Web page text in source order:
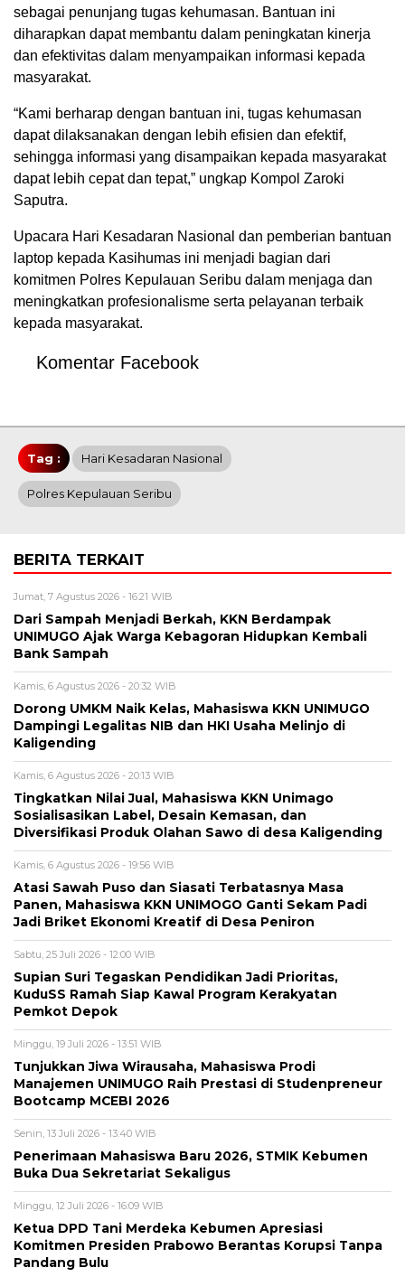
sebagai penunjang tugas kehumasan. Bantuan ini
diharapkan dapat membantu dalam peningkatan kinerja
dan efektivitas dalam menyampaikan informasi kepada
masyarakat.
“Kami berharap dengan bantuan ini, tugas kehumasan
dapat dilaksanakan dengan lebih efisien dan efektif,
sehingga informasi yang disampaikan kepada masyarakat
dapat lebih cepat dan tepat,” ungkap Kompol Zaroki
Saputra.
Upacara Hari Kesadaran Nasional dan pemberian bantuan
laptop kepada Kasihumas ini menjadi bagian dari
komitmen Polres Kepulauan Seribu dalam menjaga dan
meningkatkan profesionalisme serta pelayanan terbaik
kepada masyarakat.
Komentar Facebook
Tag : Hari Kesadaran Nasional
Polres Kepulauan Seribu
BERITA TERKAIT
Jumat, 7 Agustus 2026 - 16:21 WIB
Dari Sampah Menjadi Berkah, KKN Berdampak
UNIMUGO Ajak Warga Kebagoran Hidupkan Kembali
Bank Sampah
Kamis, 6 Agustus 2026 - 20:32 WIB
Dorong UMKM Naik Kelas, Mahasiswa KKN UNIMUGO
Dampingi Legalitas NIB dan HKI Usaha Melinjo di
Kaligending
Kamis, 6 Agustus 2026 - 20:13 WIB
Tingkatkan Nilai Jual, Mahasiswa KKN Unimago
Sosialisasikan Label, Desain Kemasan, dan
Diversifikasi Produk Olahan Sawo di desa Kaligending
Kamis, 6 Agustus 2026 - 19:56 WIB
Atasi Sawah Puso dan Siasati Terbatasnya Masa
Panen, Mahasiswa KKN UNIMOGO Ganti Sekam Padi
Jadi Briket Ekonomi Kreatif di Desa Peniron
Sabtu, 25 Juli 2026 - 12:00 WIB
Supian Suri Tegaskan Pendidikan Jadi Prioritas,
KuduSS Ramah Siap Kawal Program Kerakyatan
Pemkot Depok
Minggu, 19 Juli 2026 - 13:51 WIB
Tunjukkan Jiwa Wirausaha, Mahasiswa Prodi
Manajemen UNIMUGO Raih Prestasi di Studenpreneur
Bootcamp MCEBI 2026
Senin, 13 Juli 2026 - 13:40 WIB
Penerimaan Mahasiswa Baru 2026, STMIK Kebumen
Buka Dua Sekretariat Sekaligus
Minggu, 12 Juli 2026 - 16:09 WIB
Ketua DPD Tani Merdeka Kebumen Apresiasi
Komitmen Presiden Prabowo Berantas Korupsi Tanpa
Pandang Bulu